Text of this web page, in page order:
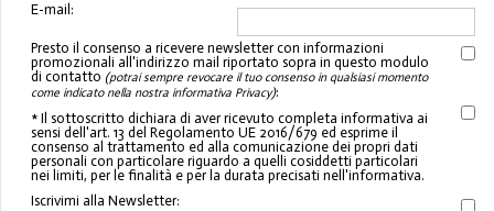
E-mail:
Presto il consenso a ricevere newsletter con informazioni
promozionali all'indirizzo mail riportato sopra in questo modulo
di contatto (potrai sempre revocare il tuo consenso in qualsiasi momento
come indicato nella nostra informativa Privacy):
* Il sottoscritto dichiara di aver ricevuto completa informativa ai
sensi dell'art. 13 del Regolamento UE 2016/679 ed esprime il
consenso al trattamento ed alla comunicazione dei propri dati
personali con particolare riguardo a quelli cosiddetti particolari
nei limiti, per le finalità e per la durata precisati nell'informativa.
Iscrivimi alla Newsletter: